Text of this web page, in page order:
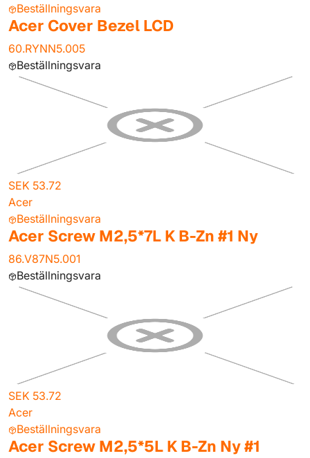
Beställningsvara
Acer Cover Bezel LCD
60.RYNN5.005
Beställningsvara
SEK 53.72
Acer
Beställningsvara
Acer Screw M2,5*7L K B-Zn #1 Ny
86.V87N5.001
Beställningsvara
SEK 53.72
Acer
Beställningsvara
Acer Screw M2,5*5L K B-Zn Ny #1